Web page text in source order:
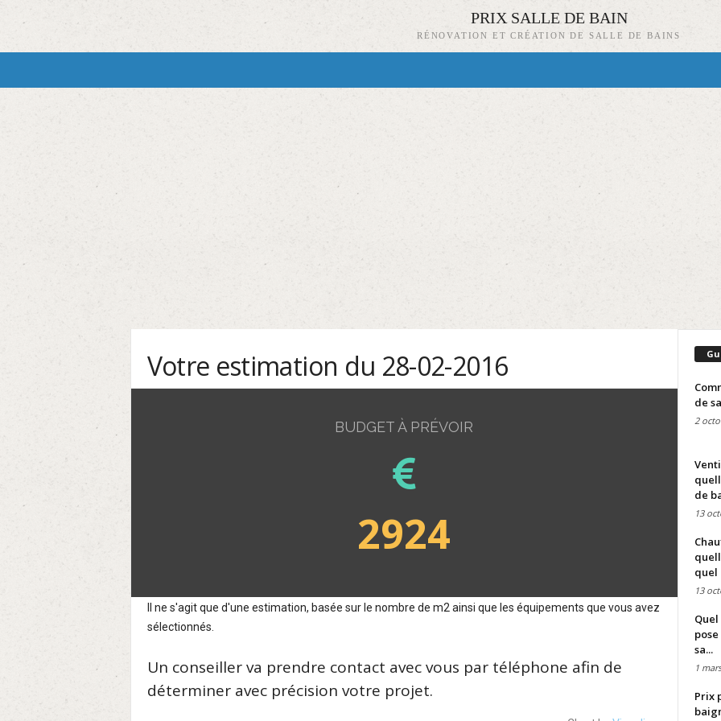
PRIX SALLE DE BAIN
RÉNOVATION ET CRÉATION DE SALLE DE BAINS
Votre estimation du 28-02-2016
BUDGET À PRÉVOIR
2924
Il ne s'agit que d'une estimation, basée sur le nombre de m2 ainsi que les équipements que vous avez
sélectionnés.
Un conseiller va prendre contact avec vous par téléphone afin de
déterminer avec précision votre projet.
de
2
de
13
quel
13
sa...
1
Prix